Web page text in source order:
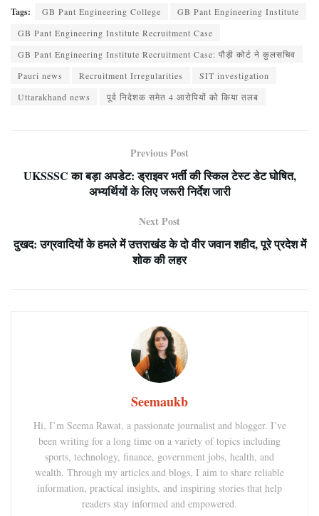
Tags: GB Pant Engineering College
GB Pant Engineering Institute
GB Pant Engineering Institute Recruitment Case
GB Pant Engineering Institute Recruitment Case: पौड़ी कोर्ट ने कुलसचिव
Pauri news
Recruitment Irregularities
SIT investigation
Uttarakhand news
पूर्व निदेशक समेत 4 आरोपियों को किया तलब
Previous Post
UKSSSC का बड़ा अपडेट: ड्राइवर भर्ती की स्किल टेस्ट डेट घोषित,
अभ्यर्थियों के लिए जरूरी निर्देश जारी
Next Post
दुखद: उग्रवादियों के हमले में उत्तराखंड के दो वीर जवान शहीद, पूरे प्रदेश में
शोक की लहर
Seemaukb
Hi, I’m Seema Rawat, a passionate journalist and blogger. I’ve
been writing for a long time on a variety of topics including
sports, technology, finance, government jobs, health, and
wealth. Through my articles and blogs, I aim to share reliable
information, practical insights, and inspiring stories that help
readers stay informed and empowered.